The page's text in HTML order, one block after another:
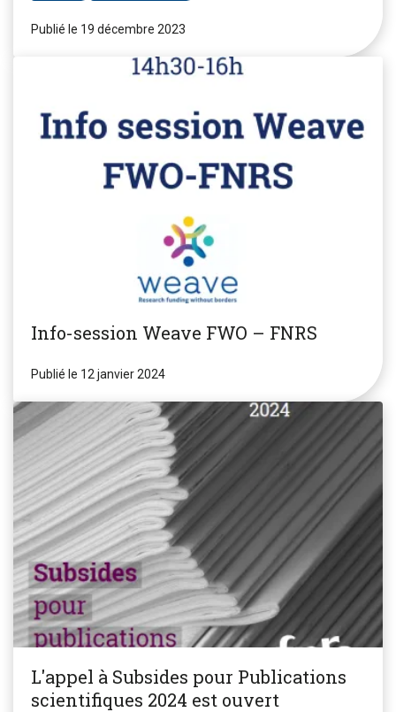
Publié le 19 décembre 2023
Info-session Weave FWO – FNRS
Publié le 12 janvier 2024
L'appel à Subsides pour Publications
scientifiques 2024 est ouvert